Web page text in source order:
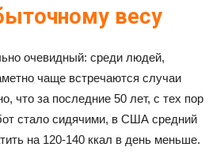
весу
очевидный: среди людей,
чаще встречаются случаи
что за последние 50 лет, с тех пор
стало сидячими, в США средний
на 120-140 ккал в день меньше.